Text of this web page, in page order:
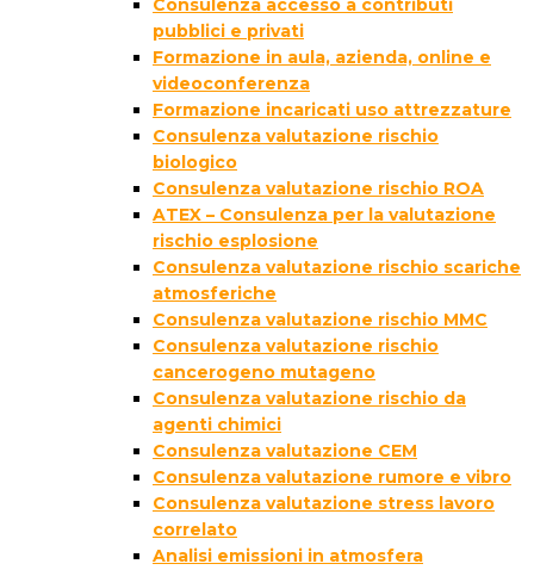
Consulenza accesso a contributi
pubblici e privati
Formazione in aula, azienda, online e
videoconferenza
Formazione incaricati uso attrezzature
Consulenza valutazione rischio
biologico
Consulenza valutazione rischio ROA
ATEX – Consulenza per la valutazione
rischio esplosione
Consulenza valutazione rischio scariche
atmosferiche
Consulenza valutazione rischio MMC
Consulenza valutazione rischio
cancerogeno mutageno
Consulenza valutazione rischio da
agenti chimici
Consulenza valutazione CEM
Consulenza valutazione rumore e vibro
Consulenza valutazione stress lavoro
correlato
Analisi emissioni in atmosfera